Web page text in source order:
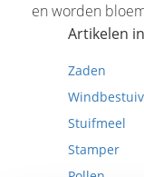
en worden
Artikelen
Zaden
Stuifmeel
Stamper